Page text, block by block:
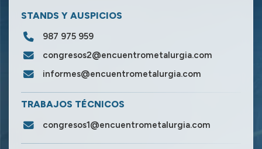
STANDS Y AUSPICIOS
987 975 959
congresos2@encuentrometalurgia.com
informes@encuentrometalurgia.com
TRABAJOS TÉCNICOS
congresos1@encuentrometalurgia.com